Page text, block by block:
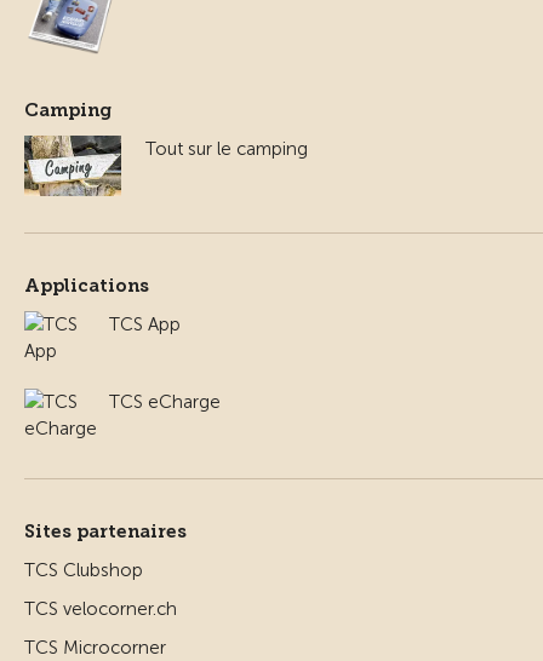
Camping
Tout sur le camping
Applications
TCS App
TCS eCharge
Sites partenaires
TCS Clubshop
TCS velocorner.ch
TCS Microcorner